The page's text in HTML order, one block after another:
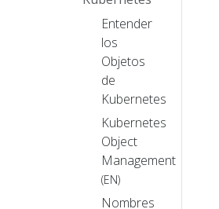
Entender
los
Objetos
de
Kubernetes
Kubernetes
Object
Management
(EN)
Nombres